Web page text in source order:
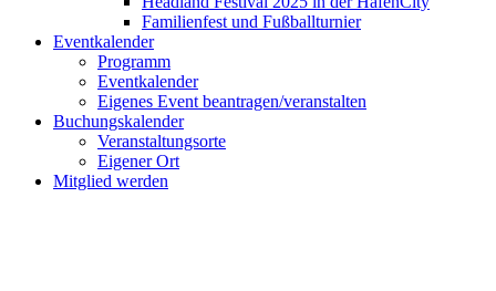
Familienfest und Fußballturnier
Eventkalender
Programm
Eventkalender
Eigenes Event beantragen/veranstalten
Buchungskalender
Veranstaltungsorte
Eigener Ort
Mitglied werden